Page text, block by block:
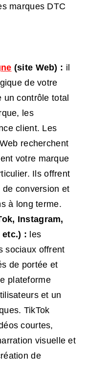
marques DTC
(site Web) : il
de votre
un contrôle total
les
client. Les
recherchent
votre marque
Ils offrent
conversion et
à long terme.
Instagram,
etc.) : les
sociaux offrent
de portée et
plateforme
et un
TikTok
courtes,
visuelle et
de